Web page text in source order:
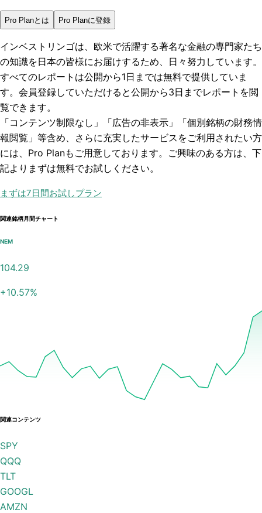
Pro Planとは Pro Planに登録
インベストリンゴは、欧米で活躍する著名な金融の専門家たち
の知識を日本の皆様にお届けするため、日々努力しています。
すべてのレポートは公開から1日までは無料で提供していま
す。会員登録していただけると公開から3日までレポートを閲
覧できます。
「コンテンツ制限なし」「広告の非表示」「個別銘柄の財務情
報閲覧」 等含め、さらに充実したサービスをご利用されたい方
には、Pro Planもご用意しております。ご興味のある方は、下
記よりまずは無料でお試しください。
まずは7日間お試しプラン
関連銘柄月間チャート
NEM
104.29
+10.57%
関連コンテンツ
SPY
QQQ
TLT
GOOGL
AMZN